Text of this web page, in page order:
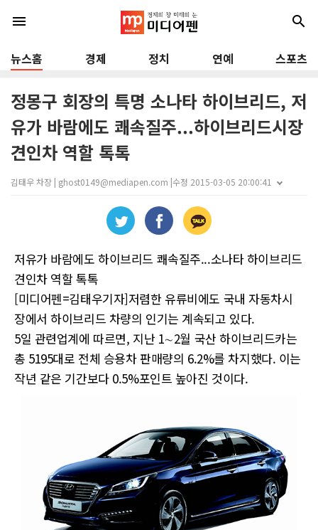
menu search
뉴스홈 경제 정치 연예 스포츠
정몽구 회장의 특명 소나타 하이브리드, 저
유가 바람에도 쾌속질주...하이브리드시장
견인차 역할 톡톡
김태우 차장 | ghost0149@mediapen.com |수정 2015-03-05 20:00:41
저유가 바람에도 하이브리드 쾌속질주...소나타 하이브리드
견인차 역할 톡톡
[미디어펜=김태우기자]저렴한 유류비에도 국내 자동차시
장에서 하이브리드 차량의 인기는 계속되고 있다.
5일 관련업계에 따르면, 지난 1∼2월 국산 하이브리드카는
총 5195대로 전체 승용차 판매량의 6.2%를 차지했다. 이는
작년 같은 기간보다 0.5%포인트 높아진 것이다.